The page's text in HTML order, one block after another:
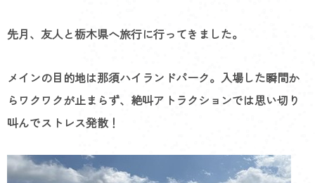
先月、友人と栃木県へ旅行に行ってきました。
メインの目的地は那須ハイランドパーク。入場した瞬間か
らワクワクが止まらず、絶叫アトラクションでは思い切り
叫んでストレス発散！